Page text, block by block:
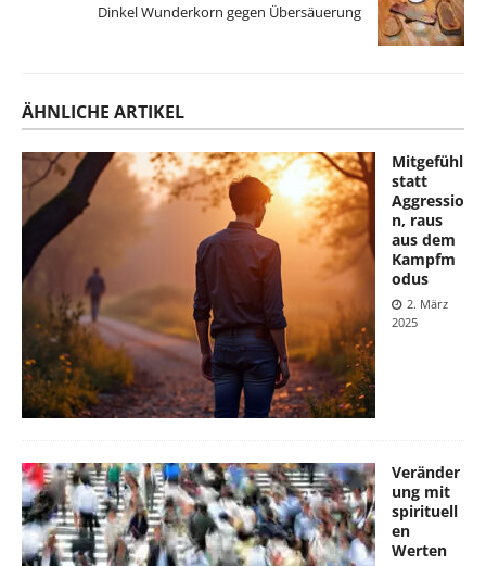
Dinkel Wunderkorn gegen Übersäuerung
ÄHNLICHE ARTIKEL
Mitgefühl
statt
Aggressio
n, raus
aus dem
Kampfm
odus
2. März
2025
Veränder
ung mit
spirituell
en
Werten